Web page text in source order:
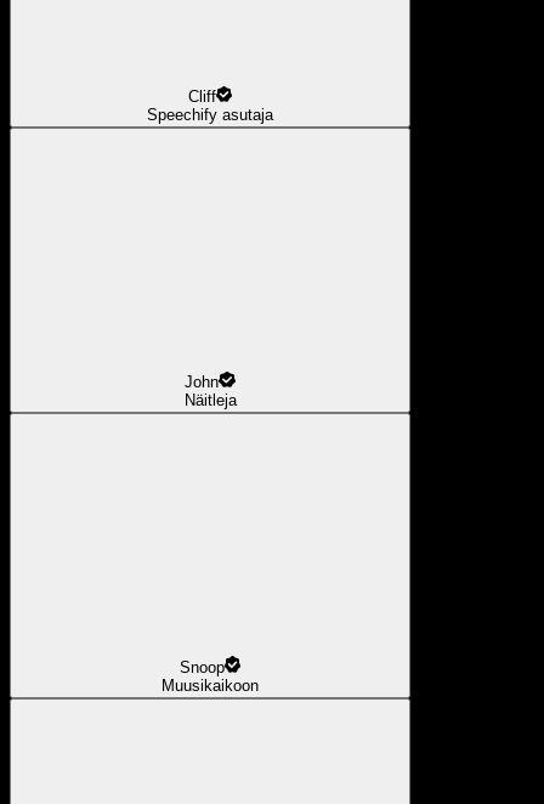
Cliff
Speechify asutaja
John
Näitleja
Snoop
Muusikaikoon